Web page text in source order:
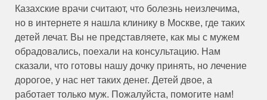
Казахские врачи считают, что болезнь неизлечима,
но в интернете я нашла клинику в Москве, где таких
детей лечат. Вы не представляете, как мы с мужем
обрадовались, поехали на консультацию. Нам
сказали, что готовы нашу дочку принять, но лечение
дорогое, у нас нет таких денег. Детей двое, а
работает только муж. Пожалуйста, помогите нам!